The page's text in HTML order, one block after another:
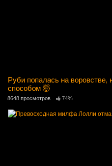
Руби попалась на
способом 🤯
8648 просмотров 74%